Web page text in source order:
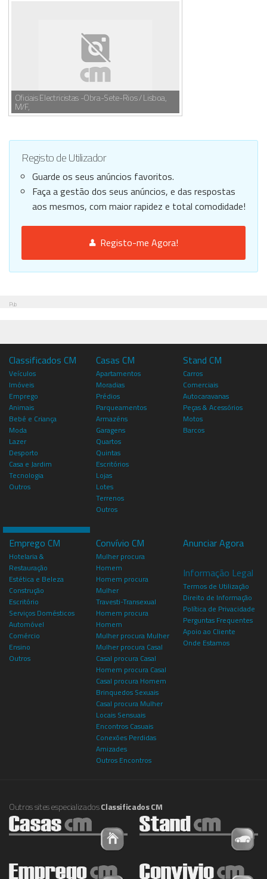
Oficiais Electricistas -Obra-Sete-Rios / Lisboa,
M/F,
Registo de Utilizador
Guarde os seus anúncios favoritos.
Faça a gestão dos seus anúncios, e das respostas
aos mesmos, com maior rapidez e total comodidade!
Registo-me Agora!
Pub
Classificados CM
Veículos
Imóveis
Emprego
Animais
Bebé e Criança
Moda
Lazer
Desporto
Casa e Jardim
Tecnologia
Outros
Casas CM
Apartamentos
Moradias
Prédios
Parqueamentos
Armazéns
Garagens
Quartos
Quintas
Escritórios
Lojas
Lotes
Terrenos
Outros
Stand CM
Carros
Comerciais
Autocaravanas
Peças & Acessórios
Motos
Barcos
Emprego CM
Hotelaria &
Restauração
Estética e Beleza
Construção
Escritório
Serviços Domésticos
Automóvel
Comércio
Ensino
Outros
Convívio CM
Mulher procura
Homem
Homem procura
Mulher
Travesti-Transexual
Homem procura
Homem
Mulher procura Mulher
Mulher procura Casal
Casal procura Casal
Homem procura Casal
Casal procura Homem
Brinquedos Sexuais
Casal procura Mulher
Locais Sensuais
Encontros Casuais
Conexões Perdidas
Amizades
Outros Encontros
Anunciar Agora
Informação Legal
Termos de Utilização
Direito de Informação
Política de Privacidade
Perguntas Frequentes
Apoio ao Cliente
Onde Estamos
Outros sites especializadosClassificados CM